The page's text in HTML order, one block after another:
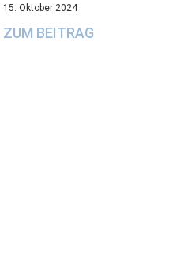
15. Oktober 2024
ZUM BEITRAG